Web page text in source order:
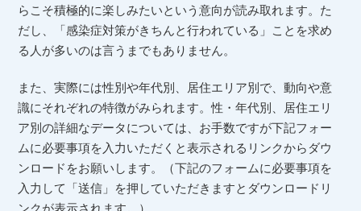
らこそ積極的に楽しみたいという意向が読み取れます。 た
だし、「感染症対策がきちんと行われている」ことを求め
る人が多いのは言うまでもありません。
また、実際には性別や年代別、居住エリア別で、動向や意
識にそれぞれの特徴がみられます。性・年代別、居住エリ
ア別の詳細なデータについては、お手数ですが下記フォー
ムに必要事項を入力いただくと表示されるリンクからダウ
ンロードをお願いします。（下記のフォームに必要事項を
入力して「送信」を押していただきますとダウンロードリ
ンクが表示されます。）